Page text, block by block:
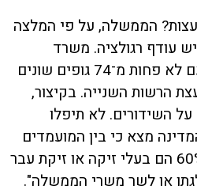
הממשלה, על פי המלצה
עודף רגולציה. משרד
התקשורת צריך להתייעץ עם לא פחות מ־74 גופים שונים
הרשות השנייה. בקיצור,
על השידורים. לא תיפלו
מצא כי בין המועמדים
שהוצעו ב־2017־2018, "60% הם בעלי זיקה או זיקת עבר
או לשר משרי הממשלה".